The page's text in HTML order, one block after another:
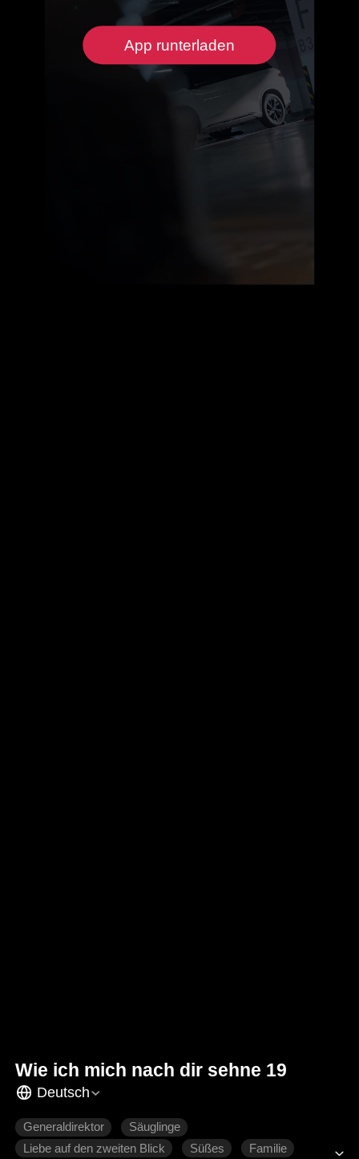
App runterladen
Wie ich mich nach dir sehne 19
Deutsch
Generaldirektor
Säuglinge
Liebe auf den zweiten Blick
Süßes Familie